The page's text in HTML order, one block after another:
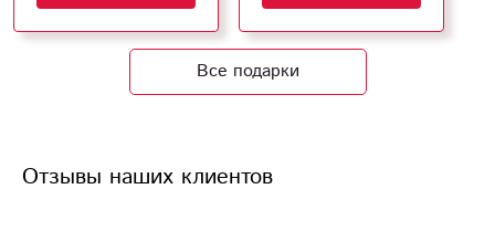
Все подарки
Отзывы наших клиентов